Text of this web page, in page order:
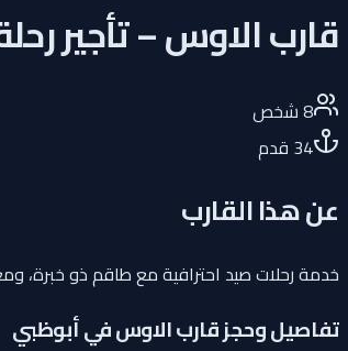
قارب الاوس – تأجير رحلة صيد 34 قدم
8شخص
34 قدم
عن هذا القارب
خدمة رحلات صيد احترافية مع طاقم ذو خبرة،
تفاصيل وحجز قارب الاوس في أبوظبي